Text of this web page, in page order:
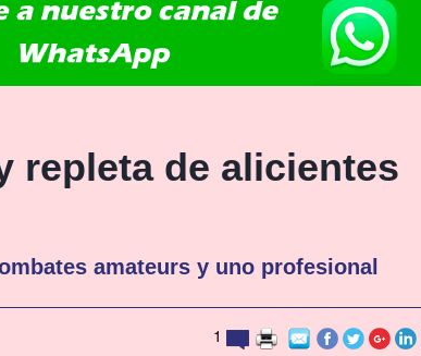
repleta de alicientes
amateurs y uno profesional
1